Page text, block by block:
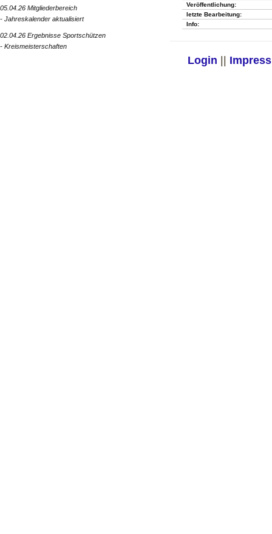
Veröffentlichung:
letzte Bearbeitung:
Info:
Login
05.04.26 Mitgliederbereich
- Jahreskalender aktualisiert
02.04.26 Ergebnisse Sportschützen
- Kreismeisterschaften